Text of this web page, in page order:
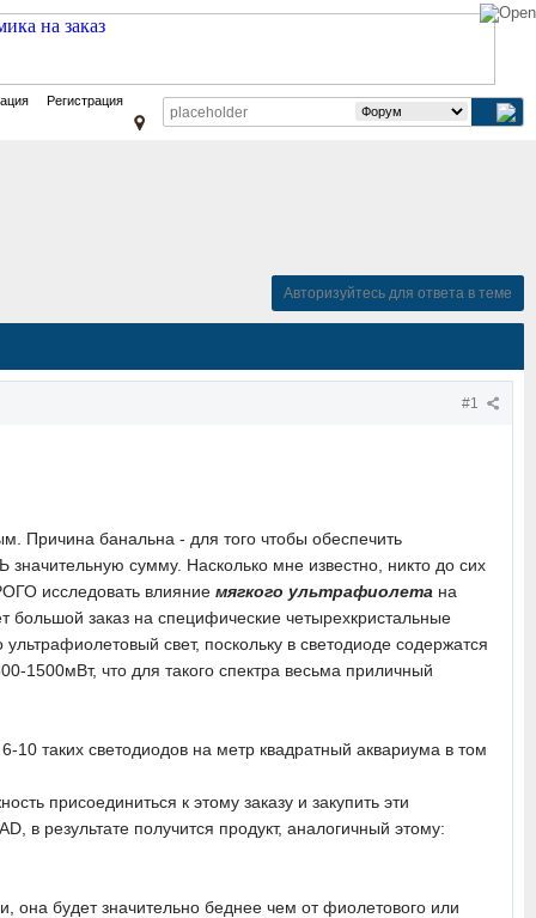
Регистрация
Авторизуйтесь для ответа в теме
#1
Причина банальна - для того чтобы обеспечить
сумму. Насколько мне известно, никто до сих
исследовать влияние мягкого ультрафиолета на
большой заказ на специфические четырехкристальные
свет, поскольку в светодиоде содержатся
1500мВт, что для такого спектра весьма приличный
10 таких светодиодов на метр квадратный аквариума в том
присоединиться к этому заказу и закупить эти
в результате получится продукт, аналогичный этому:
она будет значительно беднее чем от фиолетового или